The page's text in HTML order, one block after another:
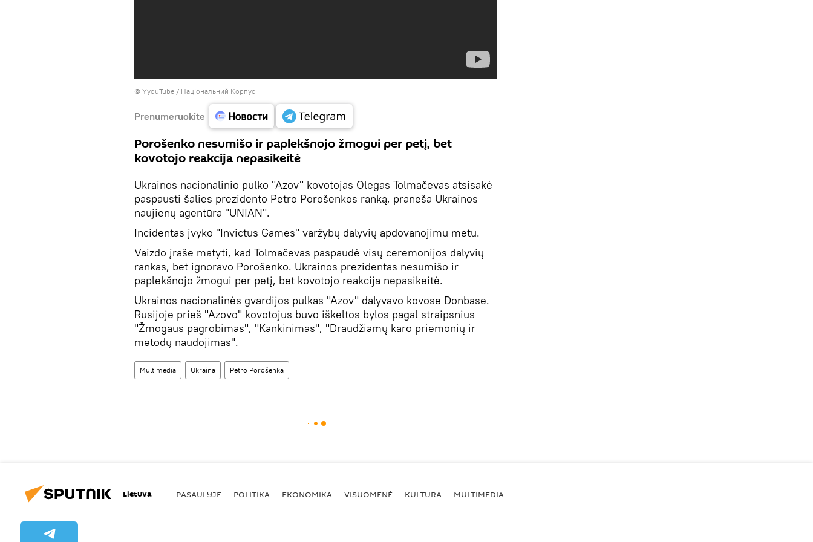
© YyouTube / Національний Корпус
Prenumeruokite
Porošenko nesumišo ir paplekšnojo žmogui per petį, bet
kovotojo reakcija nepasikeitė
Ukrainos nacionalinio pulko "Azov" kovotojas Olegas Tolmačevas atsisakė
paspausti šalies prezidento Petro Porošenkos ranką, praneša Ukrainos
naujienų agentūra "UNIAN".
Incidentas įvyko "Invictus Games" varžybų dalyvių apdovanojimu metu.
Vaizdo įraše matyti, kad Tolmačevas paspaudė visų ceremonijos dalyvių
rankas, bet ignoravo Porošenko. Ukrainos prezidentas nesumišo ir
paplekšnojo žmogui per petį, bet kovotojo reakcija nepasikeitė.
Ukrainos nacionalinės gvardijos pulkas "Azov" dalyvavo kovose Donbase.
Rusijoje prieš "Azovo" kovotojus buvo iškeltos bylos pagal straipsnius
"Žmogaus pagrobimas", "Kankinimas", "Draudžiamų karo priemonių ir
metodų naudojimas".
Multimedia Ukraina Petro Porošenka
Lietuva PASAULYJE POLITIKA EKONOMIKA VISUOMENĖ KULTŪRA MULTIMEDIA